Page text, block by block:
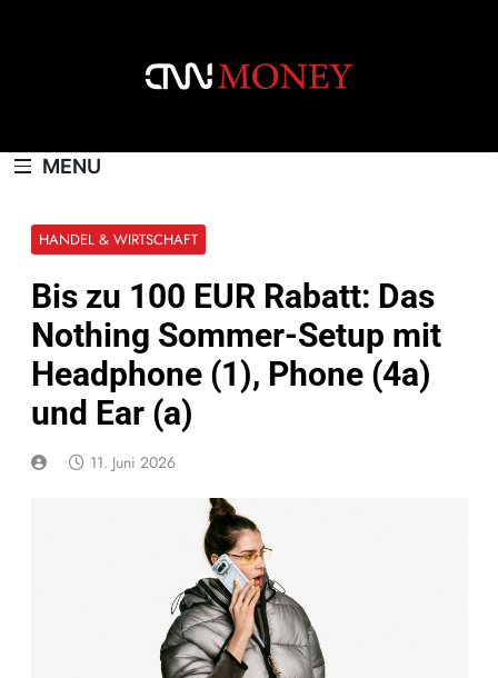
MENU
HANDEL & WIRTSCHAFT
Bis zu 100 EUR Rabatt: Das
Nothing Sommer-Setup mit
Headphone (1), Phone (4a)
und Ear (a)
11. Juni 2026